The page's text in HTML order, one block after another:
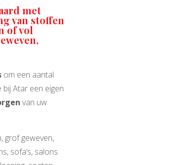
met
van stoffen
of vol
om een aantal
Atar een eigen
van uw
grof geweven,
sofa’s, salons.